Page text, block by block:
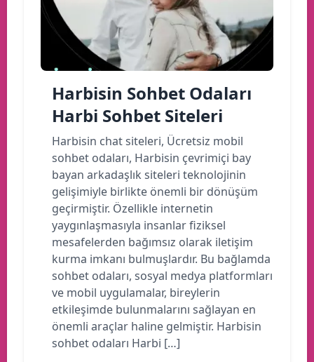
Harbisin Sohbet Odaları
Harbi Sohbet Siteleri
Harbisin chat siteleri, Ücretsiz mobil
sohbet odaları, Harbisin çevrimiçi bay
bayan arkadaşlık siteleri teknolojinin
gelişimiyle birlikte önemli bir dönüşüm
geçirmiştir. Özellikle internetin
yaygınlaşmasıyla insanlar fiziksel
mesafelerden bağımsız olarak iletişim
kurma imkanı bulmuşlardır. Bu bağlamda
sohbet odaları, sosyal medya platformları
ve mobil uygulamalar, bireylerin
etkileşimde bulunmalarını sağlayan en
önemli araçlar haline gelmiştir. Harbisin
sohbet odaları Harbi […]